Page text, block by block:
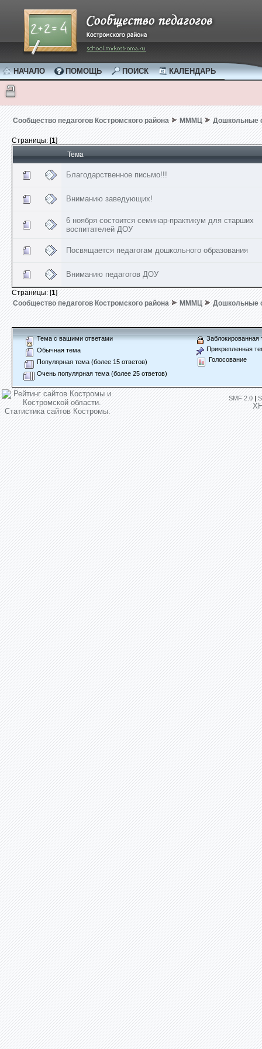
НАЧАЛО ПОМОЩЬ ПОИСК КАЛЕНДАРЬ
Сообщество педагогов Костромского района МММЦ Дошкольные
Страницы: [1]
Тема
Благодарственное письмо!!!
Вниманию заведующих!
6 ноября состоится семинар-практикум для старших
воспитателей ДОУ
Посвящается педагогам дошкольного образования
Вниманию педагогов ДОУ
Страницы: [1]
Сообщество педагогов Костромского района МММЦ Дошкольные
Тема с вашими ответами
Обычная тема
Популярная тема (более 15 ответов)
Очень популярная тема (более 25 ответов)
Заблокированная
Прикрепленная
Голосование
SMF 2.0 |